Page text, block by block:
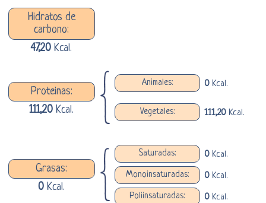
Hidratos de
carbono:
47,20 Kcal.
Proteinas:
111,20 Kcal.
Animales: 0Kcal.
Vegetales: 111,20Kcal.
Grasas:
0 Kcal.
Saturadas: 0Kcal.
Monoinsaturadas:
0Kcal.
Poliinsaturadas:
0Kcal.